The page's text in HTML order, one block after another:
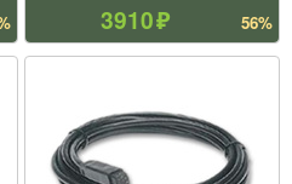
3910 56%